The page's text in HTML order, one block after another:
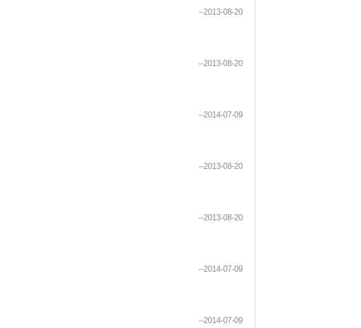
--2013-08-20
--2013-08-20
--2014-07-09
--2013-08-20
--2013-08-20
--2014-07-09
--2014-07-09